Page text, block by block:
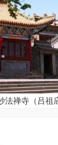
法禅寺（吕祖